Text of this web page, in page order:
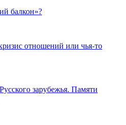
балкон»?
отношений или чья-то
зарубежья. Памяти